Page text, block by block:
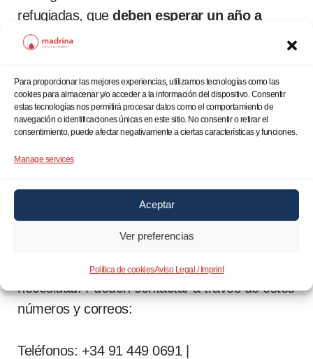
Para proporcionar las mejores experiencias, utilizamos tecnologías como las
cookies para almacenar y/o acceder a la información del dispositivo. Consentir
estas tecnologías nos permitirá procesar datos como el comportamiento de
navegación o identificaciones únicas en este sitio. No consentir o retirar el
consentimiento, puede afectar negativamente a ciertas características y funciones.
Manage services
Aceptar
Ver preferencias
Política de cookiesAviso Legal / Imprint
refugiadas, que deben esperar un año a
recibir el Ingreso Mínimo Vital d
para poder recibir ayuda económica. Se
mueren de hambre y la mayoría de estas
familias, madres y niños, se hayan en situación
de vulnerabilidad y riesgo de calle, por ello, la
Fundación solicita se toman medidas
Fundación Madrina, brinda un servicio de
“SosUkraine24h”, a cualquier
familia ucraniana que se encuentre en riesgo o
necesidad. Pueden contactar a través de estos
números y correos:
Teléfonos: +34 91 449 0691 |